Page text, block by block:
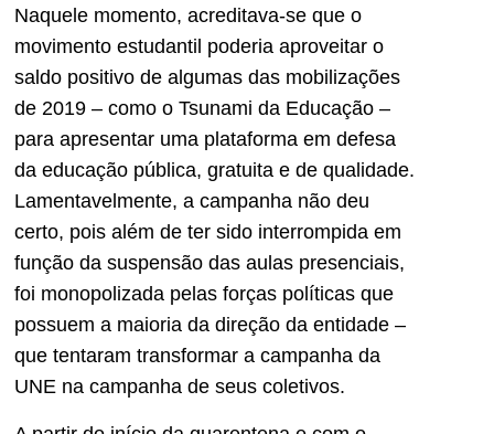
Naquele momento, acreditava-se que o
movimento estudantil poderia aproveitar o
saldo positivo de algumas das mobilizações
de 2019 – como o Tsunami da Educação –
para apresentar uma plataforma em defesa
da educação pública, gratuita e de qualidade.
Lamentavelmente, a campanha não deu
certo, pois além de ter sido interrompida em
função da suspensão das aulas presenciais,
foi monopolizada pelas forças políticas que
possuem a maioria da direção da entidade –
que tentaram transformar a campanha da
UNE na campanha de seus coletivos.